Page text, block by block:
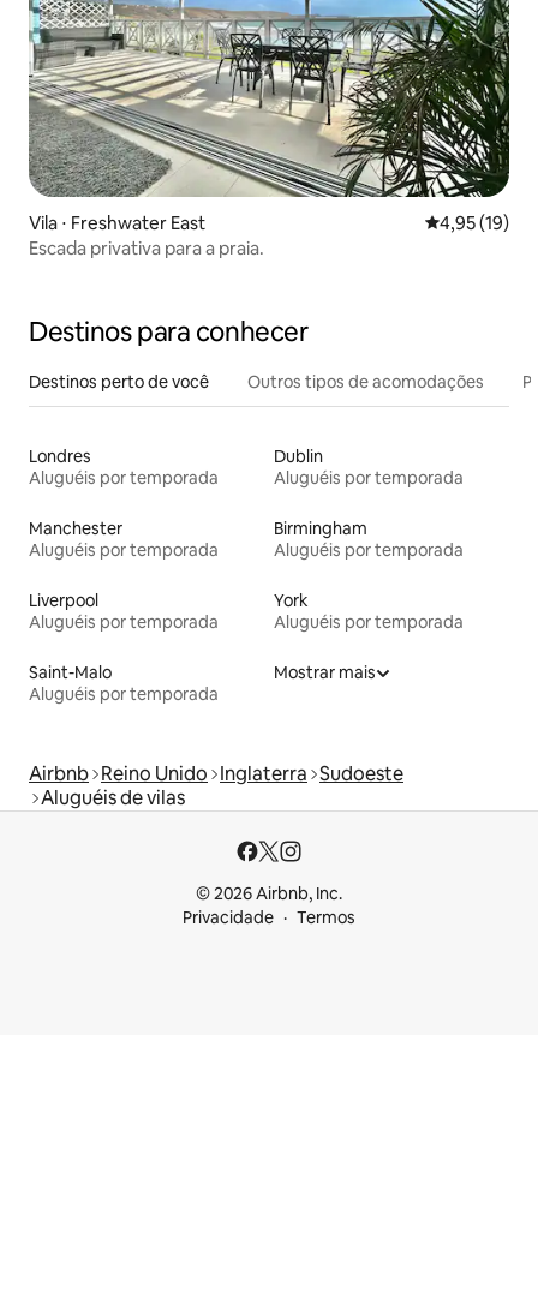
Vila ⋅ Freshwater East 4,95 de uma
4,95 (19)
Escada privativa para a praia.
Destinos para conhecer
Destinos perto de você Outros tipos de acomodações
Londres
Aluguéis por temporada
Dublin
Aluguéis por temporada
Manchester
Aluguéis por temporada
Birmingham
Aluguéis por temporada
Liverpool
Aluguéis por temporada
York
Aluguéis por temporada
Saint-Malo
Aluguéis por temporada
Mostrar mais
Airbnb Reino Unido Inglaterra Sudoeste
Aluguéis de vilas
© 2026 Airbnb, Inc.
Privacidade
Termos